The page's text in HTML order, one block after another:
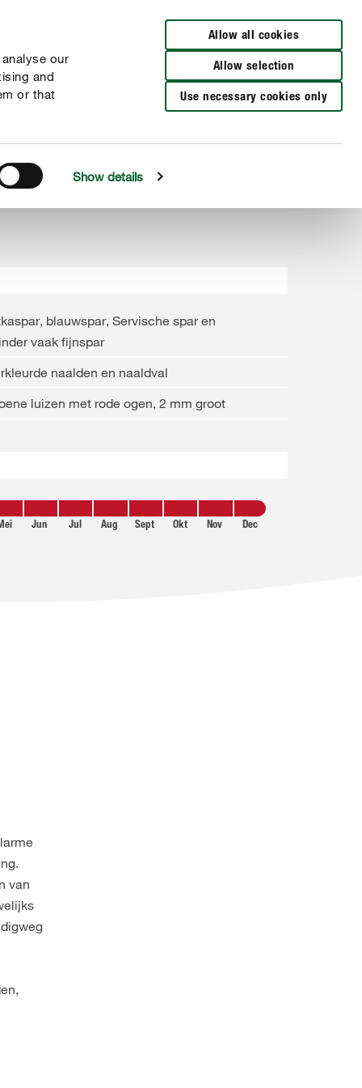
our
and
or that
Show details
Allow all cookies
Allow selection
Use necessary cookies only
Verkooppunten
blauwspar, Servische spar en
vaak fijnspar
naalden en naaldval
luizen met rode ogen, 2 mm groot
Jun Jul Aug Sept Okt Nov Dec
van